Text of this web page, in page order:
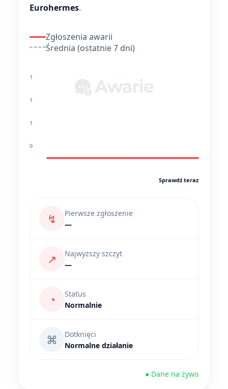
Eurohermes.
Zgłoszenia awarii
Średnia (ostatnie 7 dni)
1
1
1
0
Sprawdź teraz
↯
Pierwsze zgłoszenie
—
↗
Najwyższy szczyt
—
◔
Status
Normalnie
⌘
Dotknięci
Normalne działanie
● Dane na żywo